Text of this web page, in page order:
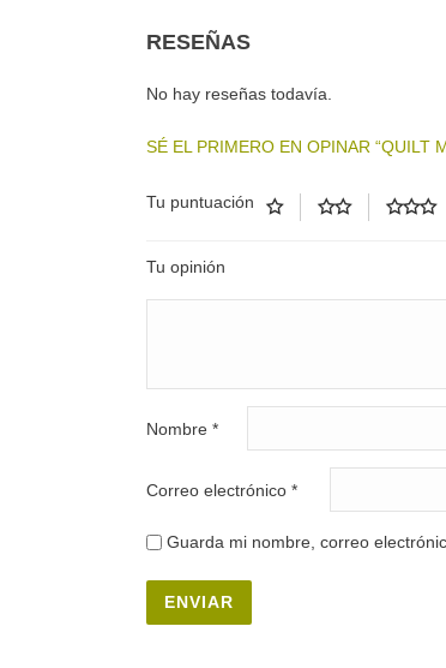
RESEÑAS
No hay reseñas todavía.
SÉ EL PRIMERO EN OPINAR “QUILT
Tu puntuación
Tu opinión
Nombre *
Correo electrónico *
Guarda mi nombre, correo